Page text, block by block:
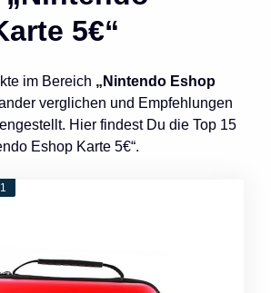
5€“
im Bereich „Nintendo Eshop
verglichen und Empfehlungen
Hier findest Du die Top 15
Eshop Karte 5€“.